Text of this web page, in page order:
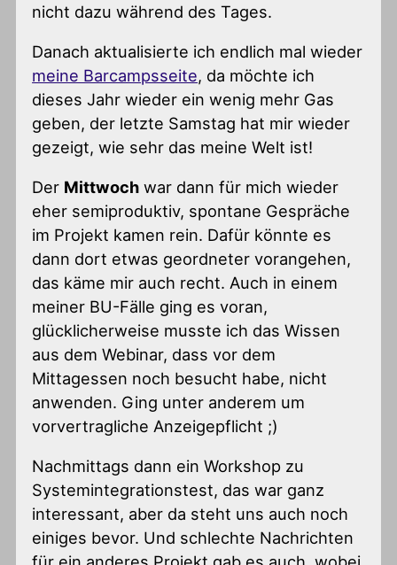
nicht dazu während des Tages.
Danach aktualisierte ich endlich mal wieder
meine Barcampsseite, da möchte ich
dieses Jahr wieder ein wenig mehr Gas
geben, der letzte Samstag hat mir wieder
gezeigt, wie sehr das meine Welt ist!
Der Mittwoch war dann für mich wieder
eher semiproduktiv, spontane Gespräche
im Projekt kamen rein. Dafür könnte es
dann dort etwas geordneter vorangehen,
das käme mir auch recht. Auch in einem
meiner BU-Fälle ging es voran,
glücklicherweise musste ich das Wissen
aus dem Webinar, dass vor dem
Mittagessen noch besucht habe, nicht
anwenden. Ging unter anderem um
vorvertragliche Anzeigepflicht ;)
Nachmittags dann ein Workshop zu
Systemintegrationstest, das war ganz
interessant, aber da steht uns auch noch
einiges bevor. Und schlechte Nachrichten